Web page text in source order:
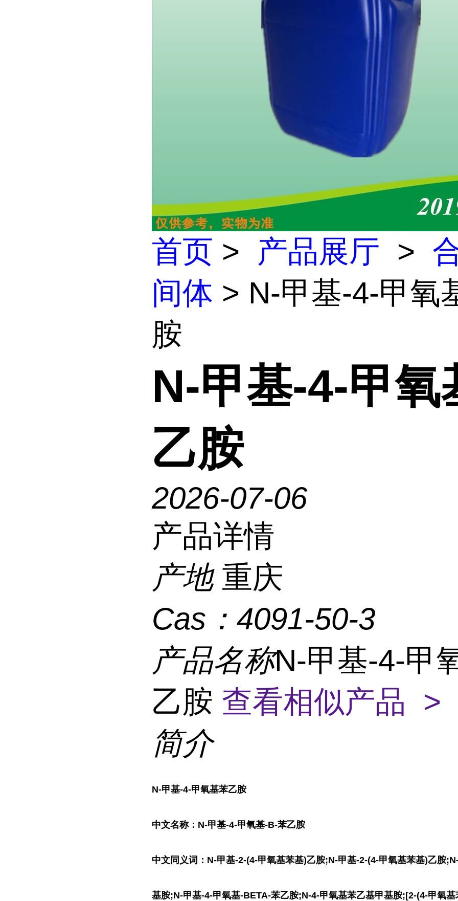
首页 > 产品展厅 >
间体 > N-甲基-4-甲氧
胺
N-甲基-4-甲氧
乙胺
2026-07-06
产品详情
产地 重庆
Cas： 4091-50-3
产品名称N-甲基-4-甲
乙胺 查看相似产品 >
简介
N-甲基-4-甲氧基苯乙胺
中文名称：N-甲基-4-甲氧基-Β-苯乙胺
中文同义词：N-甲基-2-(4-甲氧基苯基)乙胺;N-甲基-2-(4-甲氧基苯基)乙胺
基胺;N-甲基-4-甲氧基-BETA-苯乙胺;N-4-甲氧基苯乙基甲基胺;[2-(4-甲氧